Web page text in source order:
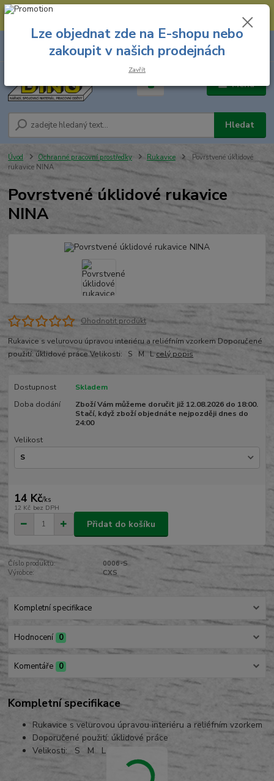
--- Spojovací materiál: 774 431 045 --- Prodejna nářadí: 731 449 423 --
Menu
Hledat
8.00 hod. - 16.00 hod.
za
Úvod Ochranné pracovní prostředky Rukavice
Povrstvené úklidové
rukavice NINA
Povrstvené úklidové rukavice
NINA
Ohodnotit produkt
Rukavice s velurovou úpravou interiéru a reliéfním vzorkem Doporučené
použití: úklidové práce Velikosti: S M Lcelý popis
Dostupnost
Skladem
Doba dodání
Zboží Vám můžeme doručit již 12.08.2026 do 18:00.
Stačí, když zboží objednáte nejpozději dnes do
24:00
Velikost
14 Kč/ks
12 Kč bez DPH
Přidat do košíku
Číslo produktu:
0006-S
Výrobce:
CXS
Kompletní specifikace
Hodnocení 0
Komentáře 0
Kompletní specifikace
Rukavice s velurovou úpravou interiéru a reliéfním vzorkem
Doporučené použití: úklidové práce
Velikosti: S M L
Lze objednat zde na E-shopu nebo
zakoupit v našich prodejnách
Zavřít